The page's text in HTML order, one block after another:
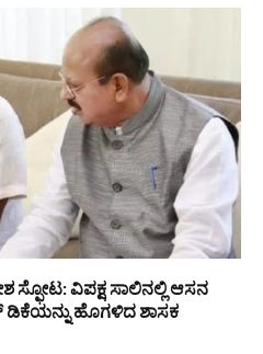
ಸ್ಫೋಟ: ವಿಪಕ್ಷ ಸಾಲಿನಲ್ಲಿ ಆಸನ
ಹೊಗಳಿದ ಶಾಸಕ